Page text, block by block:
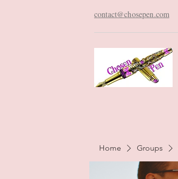
contact@chosepen.com
Home Groups